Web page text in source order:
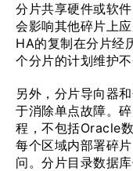
分片共享硬件或软
会影响其他碎片上
HA的复制在分片经
个分片的计划维护
另外，分片导向器
于消除单点故障。
程，不包括Oracle
每个区域内部署碎
问。分片目录数据